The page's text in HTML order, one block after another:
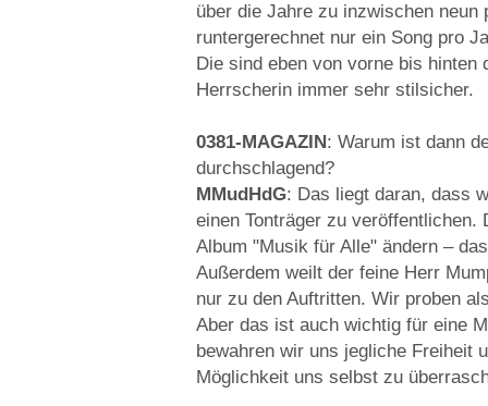
über die Jahre zu inzwischen
runtergerechnet nur ein Song pro
Die sind eben von vorne bis
Herrscherin immer sehr stilsicher.
0381-MAGAZIN: Warum ist dann
durchschlagend?
MMudHdG: Das liegt daran, dass
einen Tonträger zu
Album "Musik für Alle" ändern –
Außerdem weilt der feine Herr
nur zu den Auftritten. Wir proben
Aber das ist auch wichtig für eine
bewahren wir uns jegliche Freiheit
Möglichkeit uns selbst zu